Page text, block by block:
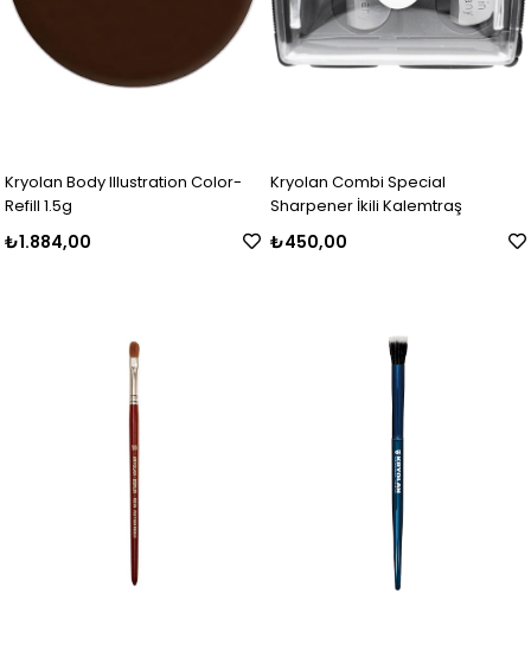
Kryolan Body Illustration Color-
Refill 1.5g
₺1.884,00
Kryolan Combi Special
Sharpener İkili Kalemtraş
₺450,00